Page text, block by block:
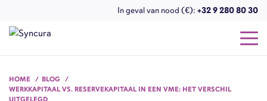
In geval van nood (€): +32 9 280 80 30
HOME
BLOG
WERKKAPITAAL VS. RESERVEKAPITAAL IN EEN VME: HET VERSCHIL
UITGELEGD